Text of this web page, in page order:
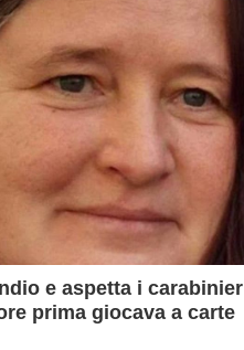
e aspetta i
prima giocava a carte